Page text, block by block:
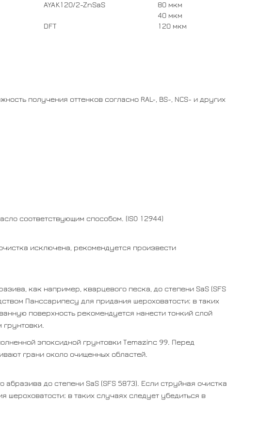
AYAK120/2-ZnSaS
DFT
80 мкм
40 мкм
120 мкм
получения оттенков согласно RAL-, BS-, NCS- и других
соответствующим способом. (ISO 12944)
исключена, рекомендуется произвести
как например, кварцевого песка, до степени SaS (SFS
Панссарипесу для придания шероховатости; в таких
поверхность рекомендуется нанести тонкий слой
эпоксидной грунтовки Temazinc 99. Перед
грани около очищенных областей.
до степени SaS (SFS 5873). Если струйная очистка
в таких случаях следует убедиться в